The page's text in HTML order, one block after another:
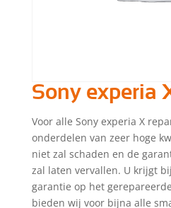
Sony experia
Voor alle Sony experia X
onderdelen van zeer hoge
niet zal schaden en de
zal laten vervallen. U krijgt
garantie op het
bieden wij voor bijna alle